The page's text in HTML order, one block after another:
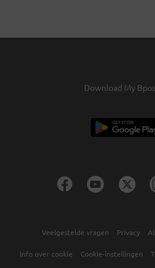
Download My
Veelgestelde vragen Privacy
Info over cookie Cookie-instellingen